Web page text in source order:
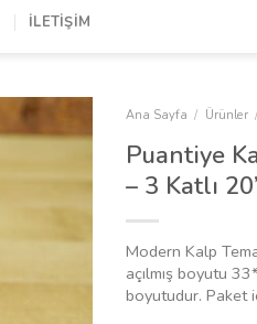
İLETIŞIM
Ana Sayfa / Ürünler /
Puantiye
– 3 Katlı
Modern Kalp
açılmış boyutu
boyutudur. Paket